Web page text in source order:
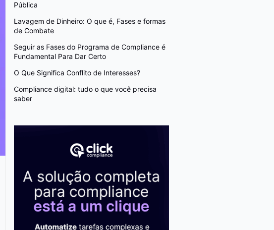
Pública
Lavagem de Dinheiro: O que é, Fases e formas
de Combate
Seguir as Fases do Programa de Compliance é
Fundamental Para Dar Certo
O Que Significa Conflito de Interesses?
Compliance digital: tudo o que você precisa
saber